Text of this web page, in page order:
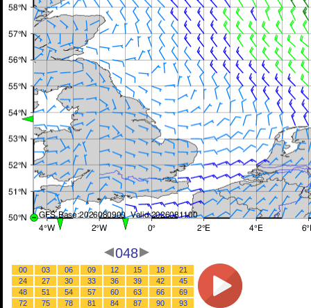
048
00 03 06 09 12 15 18
21
24
27 30 33 36 39 42
45
48
51 54 57 60 63 66
69
72
75 78 81 84 87 90 93